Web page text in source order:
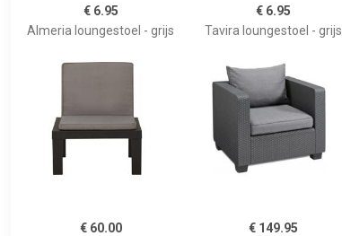
€ 6.95
Almeria loungestoel - grijs
€ 6.95
Tavira loungestoel - grijs
€ 60.00
€ 149.95